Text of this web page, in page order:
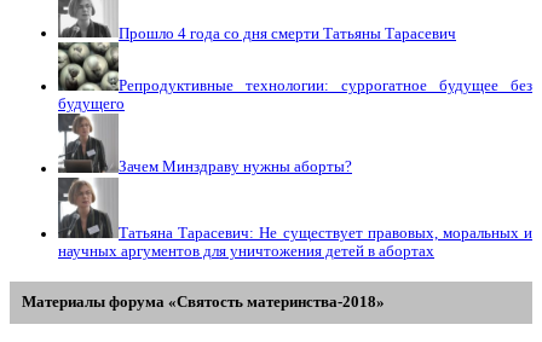
Прошло 4 года со дня смерти Татьяны Тарасевич
Репродуктивные технологии: суррогатное будущее без
будущего
Зачем Минздраву нужны аборты?
Татьяна Тарасевич: Не существует правовых, моральных и
научных аргументов для уничтожения детей в абортах
Материалы форума «Святость материнства-2018»